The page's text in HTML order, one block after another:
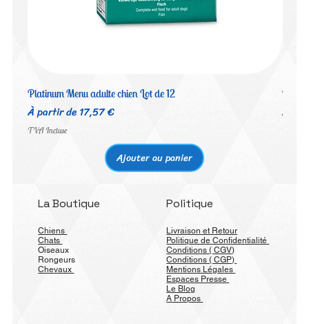
Platinum Menu adulte chien Lot de 12
À partir de17,57 €
Prix promotionnel
TVA Incluse
Ajouter au panier
À
Prix
TVA
La Boutique
Chiens
Chats
Oiseaux
Rongeurs
Chevaux
Politique
Livraison et Retour
Politique de Confidentialité
Conditions ( CGV)
Conditions ( CGP)
Mentions Légales
Espaces Presse
Le Blog
A Propos